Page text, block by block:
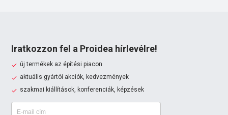
Iratkozzon fel a Proidea hírlevélre!
új termékek az építési piacon
aktuális gyártói akciók, kedvezmények
szakmai kiállítások, konferenciák, képzések